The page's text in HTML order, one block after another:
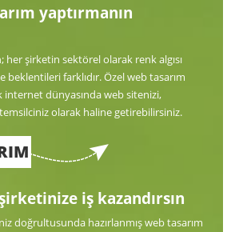
yaptırmanın
; her şirketin sektörel olarak renk algısı
beklentileri farklıdır. Özel web tasarım
internet dünyasında web sitenizi,
olarak haline getirebilirsiniz.
iş kazandırsın
doğrultusunda hazırlanmış web tasarım